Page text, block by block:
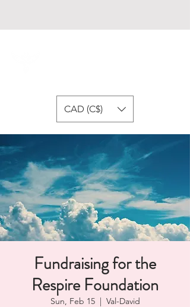
CAD (C$)
Fundraising for the
Respire Foundation
Sun, Feb 15
  |
Val-David